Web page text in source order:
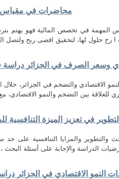
محاضرات في مقياس:
المهمة في تخصص المالية فهو
الصرف في الجزائر دراسة قياسية
في تعزيز الميزة
والتطوير والمزايا التنافسية على